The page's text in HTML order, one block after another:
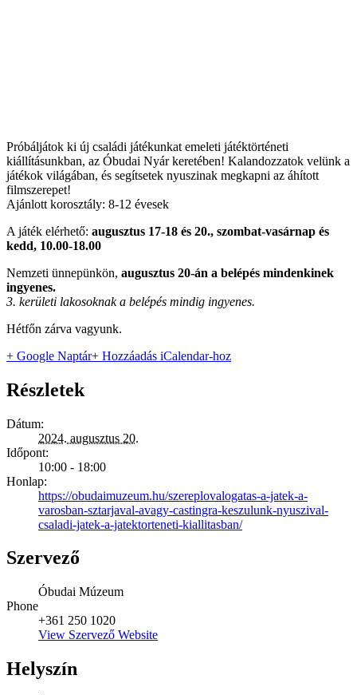
Próbáljátok ki új családi játékunkat emeleti játéktörténeti
kiállításunkban, az Óbudai Nyár keretében! Kalandozzatok velünk a
játékok világában, és segítsetek nyuszinak megkapni az áhított
filmszerepet!
Ajánlott korosztály: 8-12 évesek
A játék elérhető: augusztus 17-18 és 20., szombat-vasárnap és
kedd, 10.00-18.00
Nemzeti ünnepünkön, augusztus 20-án a belépés mindenkinek
ingyenes.
3. kerületi lakosoknak a belépés mindig ingyenes.
Hétfőn zárva vagyunk.
+ Google Naptár+ Hozzáadás iCalendar-hoz
Részletek
Dátum:
2024. augusztus 20.
Időpont:
10:00 - 18:00
Honlap:
https://obudaimuzeum.hu/szereplovalogatas-a-jatek-a-
varosban-sztarjaval-avagy-castingra-keszulunk-nyuszival-
csaladi-jatek-a-jatektorteneti-kiallitasban/
Szervező
Óbudai Múzeum
Phone
+361 250 1020
View Szervező Website
Helyszín